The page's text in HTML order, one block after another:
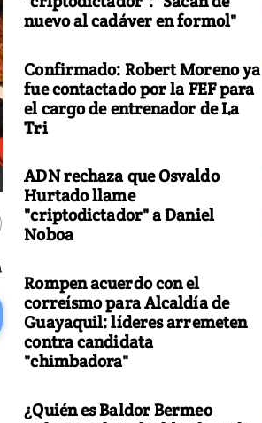
Foto: COPOLAD
nuevo al cadáver en formol"
Confirmado: Robert Moreno ya
fue contactado por la FEF para
el cargo de entrenador de La
Tri
ADN rechaza que Osvaldo
Hurtado llame
"criptodictador" a Daniel
Noboa
Rompen acuerdo con el
correísmo para Alcaldía de
Guayaquil: líderes arremeten
contra candidata
"chimbadora"
¿Quién es Baldor Bermeo